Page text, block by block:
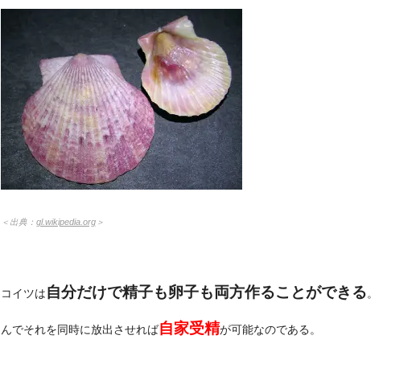
＜出典： gl.wikipedia.org＞
コイツは自分だけで精子も卵子も両方作ることができる。
んでそれを同時に放出させれば自家受精が可能なのである。